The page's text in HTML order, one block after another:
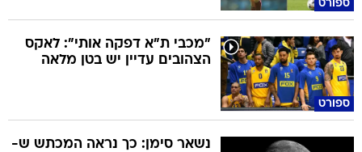
ספורט
ספורט
"מכבי ת"א דפקה אותי": לאקס
הצהובים עדיין יש בטן מלאה
נשאר סימן: כך נראה המכתש ש-